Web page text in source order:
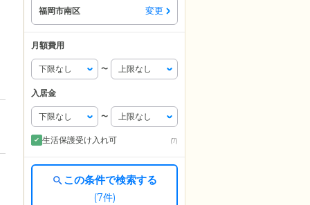
福岡市南区 変更
月額費用
〜
入居金
〜
生活保護受け入れ可 (7)
この条件で検索する
(7件)